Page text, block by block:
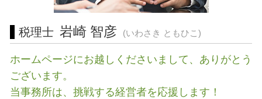
営業 許認可 申請 静岡県 相談
税理士 岩崎 智彦 (いわさき ともひこ)
ホームページにお越しくださいまして、ありがとう
ございます。
当事務所は、挑戦する経営者を応援します！